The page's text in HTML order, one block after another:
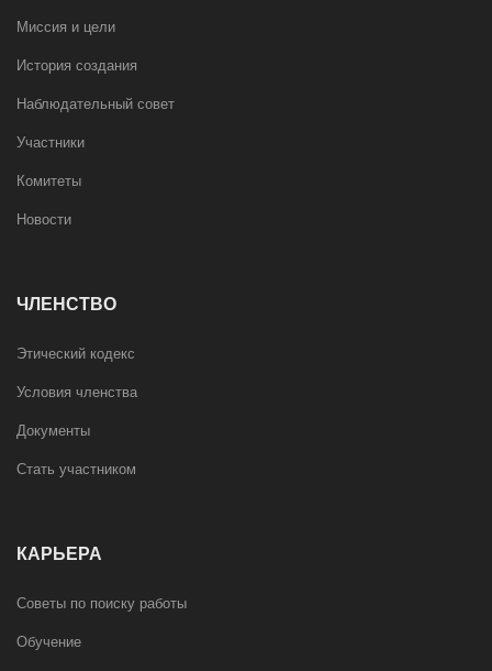
Миссия и цели
История создания
Наблюдательный совет
Участники
Комитеты
Новости
ЧЛЕНСТВО
Этический кодекс
Условия членства
Документы
Стать участником
КАРЬЕРА
Советы по поиску работы
Обучение